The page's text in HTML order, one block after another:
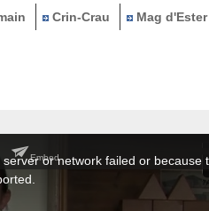
Crin-Crau Mag d'Ester